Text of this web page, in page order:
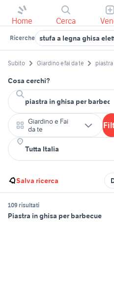
Home Cerca
Ricerche stufa a legna ghisa
Subito Giardino e fai da te
Cosa cerchi?
Giardino e Fai
da te
Salva ricerca
109 risultati
Piastra in ghisa per barbecue